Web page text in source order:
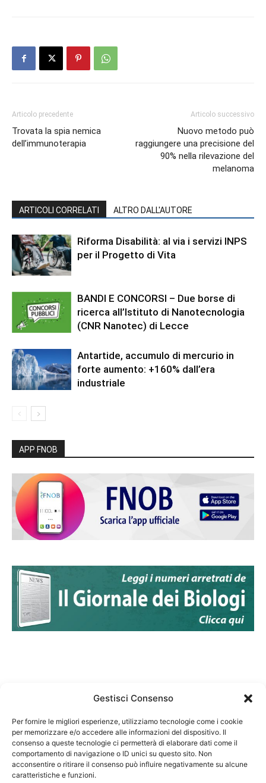
Gestisci Consenso
Per fornire le migliori esperienze, utilizziamo tecnologie come i cookie
per memorizzare e/o accedere alle informazioni del dispositivo. Il
consenso a queste tecnologie ci permetterà di elaborare dati come il
comportamento di navigazione o ID unici su questo sito. Non
acconsentire o ritirare il consenso può influire negativamente su alcune
caratteristiche e funzioni.
Articolo precedente
Trovata la spia nemica
dell’immunoterapia
Articolo successivo
Nuovo metodo può
raggiungere una precisione del
90% nella rilevazione del
melanoma
ARTICOLI CORRELATI ALTRO DALL'AUTORE
Riforma Disabilità: al via i servizi INPS
per il Progetto di Vita
BANDI E CONCORSI – Due borse di
ricerca all’Istituto di Nanotecnologia
(CNR Nanotec) di Lecce
Antartide, accumulo di mercurio in
forte aumento: +160% dall’era
industriale
APP FNOB
Federazione Nazionale Degli Ordini dei Biologi:
codice fiscale 80069130583
Responsabile sito internet www.fnob.it: